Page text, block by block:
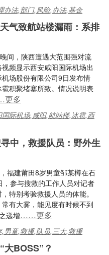
办法,部门,风险,办法,基金
气致航站楼漏雨：系排
间，陕西遭遇大范围强对流
频显示西安咸阳国际机场出
场股份有限公司9日发布情
积聚堵塞所致。情况说明表
多
国际机场,咸阳,航站楼,冰雹,西
中，救援队员：野外生
福建莆田8岁男童邹某樽在石
参与搜救的工作人员对记者
特别考验救援人员的体能。
有大雾，能见度有时候不到
递增……更多
,男童,救援,队员,三大,救援
大BOSS”？